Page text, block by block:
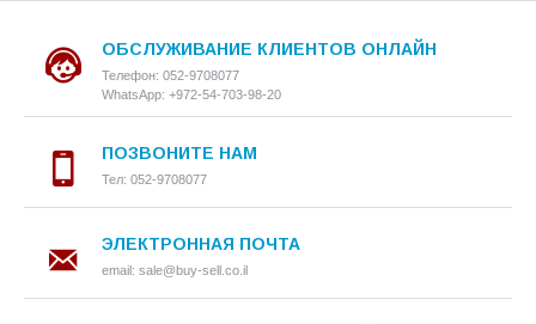
ОБСЛУЖИВАНИЕ КЛИЕНТОВ ОНЛАЙН
Телефон: 052-9708077
WhatsApp: +972-54-703-98-20
ПОЗВОНИТЕ НАМ
Тел: 052-9708077
ЭЛЕКТРОННАЯ ПОЧТА
email: sale@buy-sell.co.il